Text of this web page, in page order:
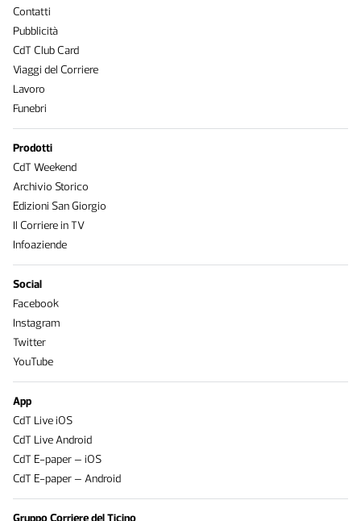
Contatti
Pubblicità
CdT Club Card
Viaggi del Corriere
Lavoro
Funebri
Prodotti
CdT Weekend
Archivio Storico
Edizioni San Giorgio
Il Corriere in TV
Infoaziende
Social
Facebook
Instagram
Twitter
YouTube
App
CdT Live iOS
CdT Live Android
CdT E-paper – iOS
CdT E-paper – Android
Gruppo Corriere del Ticino